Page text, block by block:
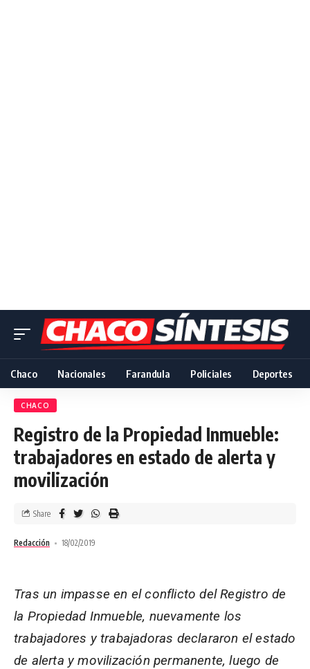
Chaco Nacionales Farandula Policiales Deportes
CHACO
Registro de la Propiedad Inmueble:
trabajadores en estado de alerta y
movilización
Redacción 18/02/2019
Share
Tras un impasse en el conflicto del Registro de
la Propiedad Inmueble, nuevamente los
trabajadores y trabajadoras declararon el estado
de alerta y movilización permanente, luego de